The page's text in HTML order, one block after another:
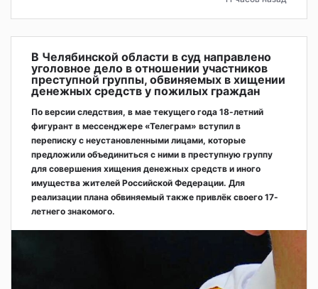
В Челябинской области в суд направлено
уголовное дело в отношении участников
преступной группы, обвиняемых в хищении
денежных средств у пожилых граждан
По версии следствия, в мае текущего года 18-летний
фигурант в мессенджере «Телеграм» вступил в
переписку с неустановленными лицами, которые
предложили объединиться с ними в преступную группу
для совершения хищения денежных средств и иного
имущества жителей Российской Федерации. Для
реализации плана обвиняемый также привлёк своего 17-
летнего знакомого.